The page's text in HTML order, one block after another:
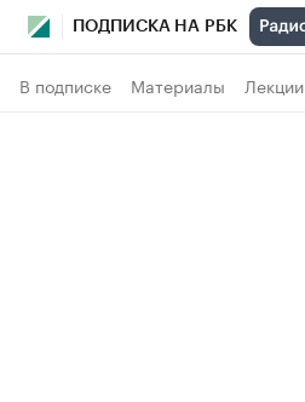
ПОДПИСКА НА РБК
В подписке Материалы Лекции